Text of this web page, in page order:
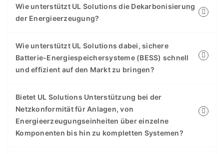
Wie unterstützt UL Solutions die Dekarbonisierung
der Energieerzeugung?
Wie unterstützt UL Solutions dabei, sichere
Batterie-Energiespeichersysteme (BESS) schnell
und effizient auf den Markt zu bringen?
Bietet UL Solutions Unterstützung bei der
Netzkonformität für Anlagen, von
Energieerzeugungseinheiten über einzelne
Komponenten bis hin zu kompletten Systemen?